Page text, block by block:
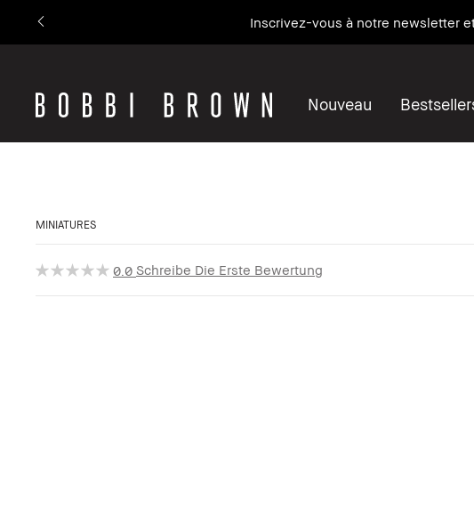
Inscrivez-vous à notre newsletter
Nouveau
MINIATURES
0.0 Schreibe Die Erste Bewertung